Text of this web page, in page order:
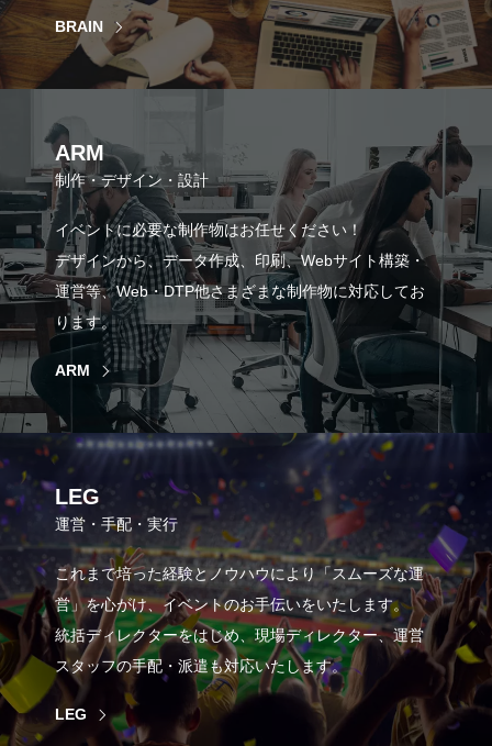
BRAIN
ARM
制作・デザイン・設計
イベントに必要な制作物はお任せください！
デザインから、データ作成、印刷、Webサイト構築・
運営等、Web・DTP他さまざまな制作物に対応してお
ります。
ARM
LEG
運営・手配・実行
これまで培った経験とノウハウにより「スムーズな運
営」を心がけ、イベントのお手伝いをいたします。
統括ディレクターをはじめ、現場ディレクター、運営
スタッフの手配・派遣も対応いたします。
LEG